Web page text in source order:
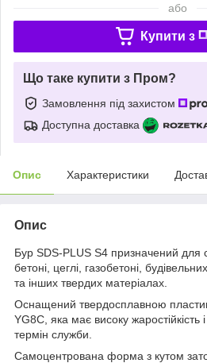
або
Купити з
Що таке купити з Пром?
Замовлення під захистом
Доступна доставка
Опис Характеристики
Опис
Бур SDS-PLUS S4 призначений для
бетоні, цеглі, газобетоні,
та інших твердих матеріалах.
Оснащений твердосплавною
YG8C, яка має високу жаростійкість
термін служби.
Самоцентрована форма з кутом